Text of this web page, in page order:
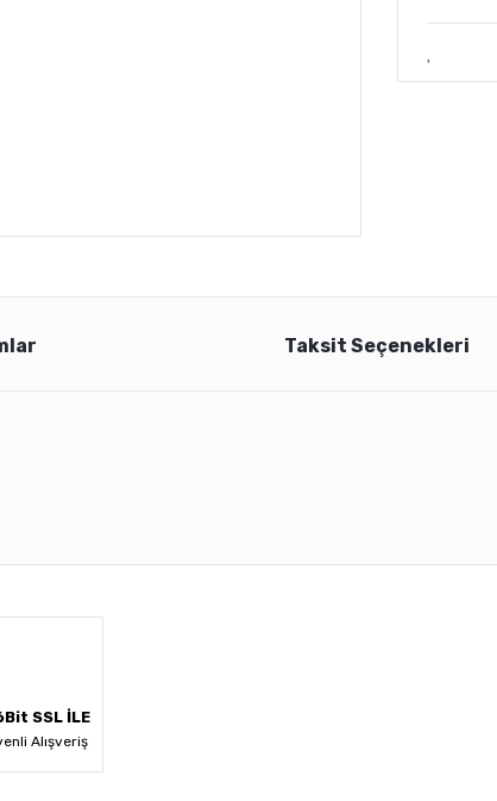
Taksit Seçenekleri
SSL İLE
Alışveriş